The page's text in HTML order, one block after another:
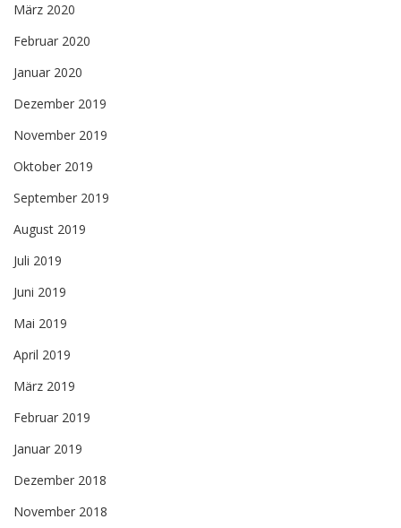
März 2020
Februar 2020
Januar 2020
Dezember 2019
November 2019
Oktober 2019
September 2019
August 2019
Juli 2019
Juni 2019
Mai 2019
April 2019
März 2019
Februar 2019
Januar 2019
Dezember 2018
November 2018